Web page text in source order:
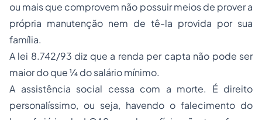
ou mais que comprovem não possuir meios de prover a
própria manutenção nem de tê-la provida por sua
família.
A lei 8.742/93 diz que a renda per capta não pode ser
maior do que ¼ do salário mínimo.
A assistência social cessa com a morte. É direito
personalíssimo, ou seja, havendo o falecimento do